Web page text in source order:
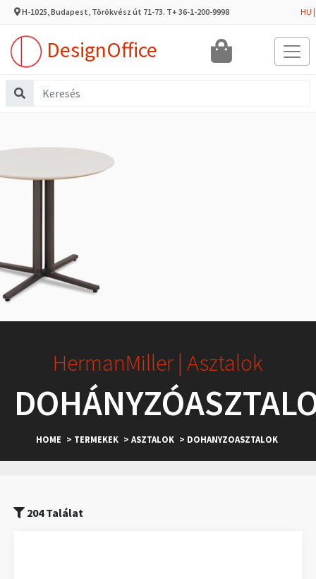
H-1025, Budapest, Törökvész út 71-73. T+ 36-1-200-9998 HU
DesignOffice
HermanMiller | Asztalok
HOME > TERMEKEK > ASZTALOK > DOHANYZOASZTALOK
204 Találat